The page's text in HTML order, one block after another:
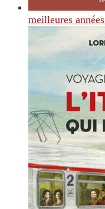
meilleures années